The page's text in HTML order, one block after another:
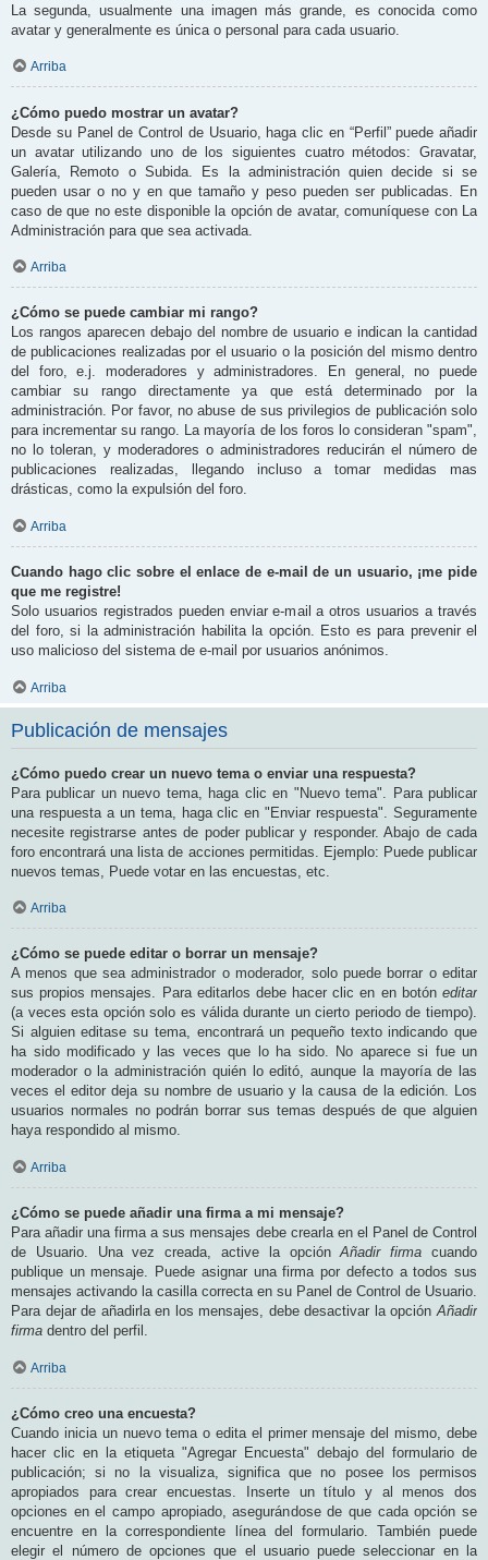
La segunda, usualmente una imagen más grande, es conocida como
avatar y generalmente es única o personal para cada usuario.
Arriba
¿Cómo puedo mostrar un avatar?
Desde su Panel de Control de Usuario, haga clic en “Perfil” puede añadir
un avatar utilizando uno de los siguientes cuatro métodos: Gravatar,
Galería, Remoto o Subida. Es la administración quien decide si se
pueden usar o no y en que tamaño y peso pueden ser publicadas. En
caso de que no este disponible la opción de avatar, comuníquese con La
Administración para que sea activada.
Arriba
¿Cómo se puede cambiar mi rango?
Los rangos aparecen debajo del nombre de usuario e indican la cantidad
de publicaciones realizadas por el usuario o la posición del mismo dentro
del foro, e.j. moderadores y administradores. En general, no puede
cambiar su rango directamente ya que está determinado por la
administración. Por favor, no abuse de sus privilegios de publicación solo
para incrementar su rango. La mayoría de los foros lo consideran "spam",
no lo toleran, y moderadores o administradores reducirán el número de
publicaciones realizadas, llegando incluso a tomar medidas mas
drásticas, como la expulsión del foro.
Arriba
Cuando hago clic sobre el enlace de e-mail de un usuario, ¡me pide
que me registre!
Solo usuarios registrados pueden enviar e-mail a otros usuarios a través
del foro, si la administración habilita la opción. Esto es para prevenir el
uso malicioso del sistema de e-mail por usuarios anónimos.
Arriba
Publicación de mensajes
¿Cómo puedo crear un nuevo tema o enviar una respuesta?
Para publicar un nuevo tema, haga clic en "Nuevo tema". Para publicar
una respuesta a un tema, haga clic en "Enviar respuesta". Seguramente
necesite registrarse antes de poder publicar y responder. Abajo de cada
foro encontrará una lista de acciones permitidas. Ejemplo: Puede publicar
nuevos temas, Puede votar en las encuestas, etc.
Arriba
¿Cómo se puede editar o borrar un mensaje?
A menos que sea administrador o moderador, solo puede borrar o editar
sus propios mensajes. Para editarlos debe hacer clic en en botón editar
(a veces esta opción solo es válida durante un cierto periodo de tiempo).
Si alguien editase su tema, encontrará un pequeño texto indicando que
ha sido modificado y las veces que lo ha sido. No aparece si fue un
moderador o la administración quién lo editó, aunque la mayoría de las
veces el editor deja su nombre de usuario y la causa de la edición. Los
usuarios normales no podrán borrar sus temas después de que alguien
haya respondido al mismo.
Arriba
¿Cómo se puede añadir una firma a mi mensaje?
Para añadir una firma a sus mensajes debe crearla en el Panel de Control
de Usuario. Una vez creada, active la opciónAñadir firma cuando
publique un mensaje. Puede asignar una firma por defecto a todos sus
mensajes activando la casilla correcta en su Panel de Control de Usuario.
Para dejar de añadirla en los mensajes, debe desactivar la opciónAñadir
firma dentro del perfil.
Arriba
¿Cómo creo una encuesta?
Cuando inicia un nuevo tema o edita el primer mensaje del mismo, debe
hacer clic en la etiqueta "Agregar Encuesta" debajo del formulario de
publicación; si no la visualiza, significa que no posee los permisos
apropiados para crear encuestas. Inserte un título y al menos dos
opciones en el campo apropiado, asegurándose de que cada opción se
encuentre en la correspondiente línea del formulario. También puede
elegir el número de opciones que el usuario puede seleccionar en la